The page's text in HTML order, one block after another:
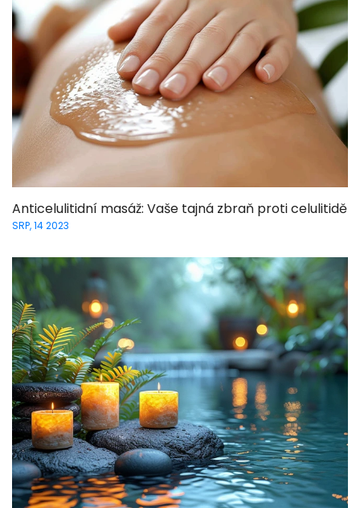
Anticelulitidní masáž: Vaše tajná zbraň proti celulitidě
SRP, 14 2023